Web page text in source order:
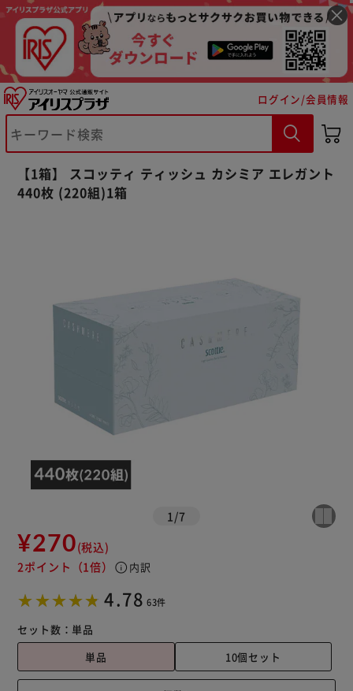
ログイン/会員情報
【1箱】 スコッティ ティッシュ カシミア エレガント
440枚 (220組)1箱
1 /7
¥270(税込)
2ポイント （1倍） info 内訳
4.78 63件
セット数： 単品
単品
10個セット
カートに入れる